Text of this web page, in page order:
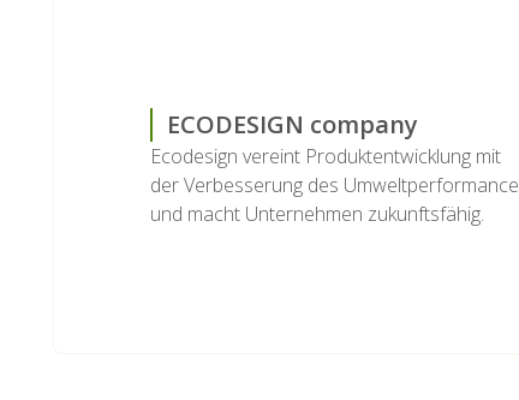
ECODESIGN company
Ecodesign vereint Produktentwicklung mit
der Verbesserung des Umweltperformance
und macht Unternehmen zukunftsfähig.